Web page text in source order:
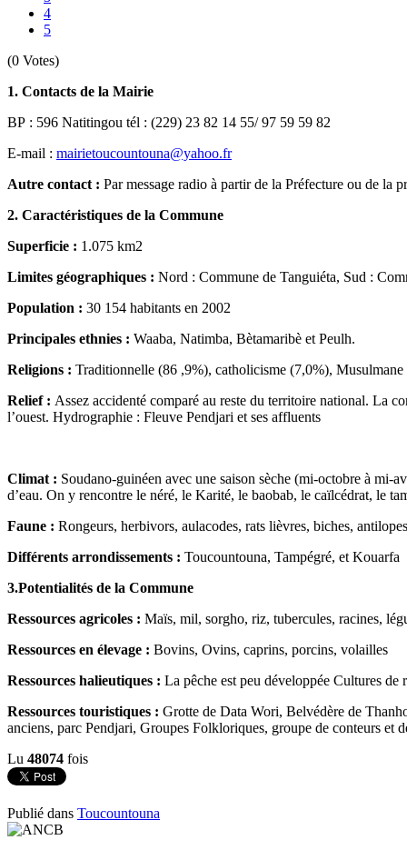
4
5
(0 Votes)
1. Contacts de la Mairie
BP : 596 Natitingou tél : (229) 23 82 14 55/ 97 59 59 82
E-mail : mairietoucountouna@yahoo.fr
Autre contact : Par message radio à partir de la Préfecture ou de la
2. Caractéristiques de la Commune
Superficie : 1.075 km2
Limites géographiques : Nord : Commune de Tanguiéta, Sud :
Population : 30 154 habitants en 2002
Principales ethnies : Waaba, Natimba, Bètamaribè et Peulh.
Religions : Traditionnelle (86 ,9%), catholicisme (7,0%),
Relief : Assez accidenté comparé au reste du territoire national. La
l’ouest. Hydrographie : Fleuve Pendjari et ses affluents
Climat : Soudano-guinéen avec une saison sèche (mi-octobre à mi-
d’eau. On y rencontre le néré, le Karité, le baobab, le caïlcédrat, le
Faune : Rongeurs, herbivors, aulacodes, rats lièvres, biches,
Différents arrondissements : Toucountouna, Tampégré, et Kouarfa
3.Potentialités de la Commune
Ressources agricoles : Maïs, mil, sorgho, riz, tubercules, racines,
Ressources en élevage : Bovins, Ovins, caprins, porcins, volailles
Ressources halieutiques : La pêche est peu développée Cultures de
Ressources touristiques : Grotte de Data Wori, Belvédère de
anciens, parc Pendjari, Groupes Folkloriques, groupe de conteurs et
Lu 48074 fois
Publié dans Toucountouna